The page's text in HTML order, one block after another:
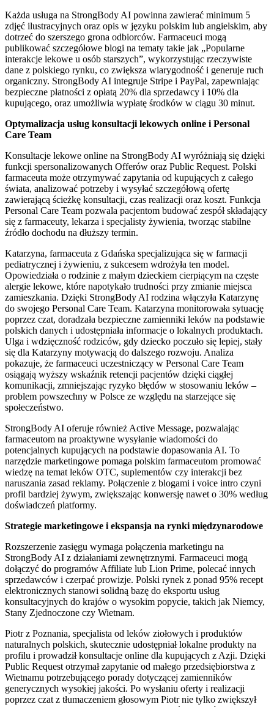
Każda usługa na StrongBody AI powinna zawierać minimum 5
zdjęć ilustracyjnych oraz opis w języku polskim lub angielskim, aby
dotrzeć do szerszego grona odbiorców. Farmaceuci mogą
publikować szczegółowe blogi na tematy takie jak „Popularne
interakcje lekowe u osób starszych”, wykorzystując rzeczywiste
dane z polskiego rynku, co zwiększa wiarygodność i generuje ruch
organiczny. StrongBody AI integruje Stripe i PayPal, zapewniając
bezpieczne płatności z opłatą 20% dla sprzedawcy i 10% dla
kupującego, oraz umożliwia wypłatę środków w ciągu 30 minut.
Optymalizacja usług konsultacji lekowych online i Personal
Care Team
Konsultacje lekowe online na StrongBody AI wyróżniają się dzięki
funkcji spersonalizowanych Offerów oraz Public Request. Polski
farmaceuta może otrzymywać zapytania od kupujących z całego
świata, analizować potrzeby i wysyłać szczegółową ofertę
zawierającą ścieżkę konsultacji, czas realizacji oraz koszt. Funkcja
Personal Care Team pozwala pacjentom budować zespół składający
się z farmaceuty, lekarza i specjalisty żywienia, tworząc stabilne
źródło dochodu na dłuższy termin.
Katarzyna, farmaceuta z Gdańska specjalizująca się w farmacji
pediatrycznej i żywieniu, z sukcesem wdrożyła ten model.
Opowiedziała o rodzinie z małym dzieckiem cierpiącym na częste
alergie lekowe, które napotykało trudności przy zmianie miejsca
zamieszkania. Dzięki StrongBody AI rodzina włączyła Katarzynę
do swojego Personal Care Team. Katarzyna monitorowała sytuację
poprzez czat, doradzała bezpieczne zamienniki leków na podstawie
polskich danych i udostępniała informacje o lokalnych produktach.
Ulga i wdzięczność rodziców, gdy dziecko poczuło się lepiej, stały
się dla Katarzyny motywacją do dalszego rozwoju. Analiza
pokazuje, że farmaceuci uczestniczący w Personal Care Team
osiągają wyższy wskaźnik retencji pacjentów dzięki ciągłej
komunikacji, zmniejszając ryzyko błędów w stosowaniu leków –
problem powszechny w Polsce ze względu na starzejące się
społeczeństwo.
StrongBody AI oferuje również Active Message, pozwalając
farmaceutom na proaktywne wysyłanie wiadomości do
potencjalnych kupujących na podstawie dopasowania AI. To
narzędzie marketingowe pomaga polskim farmaceutom promować
wiedzę na temat leków OTC, suplementów czy interakcji bez
naruszania zasad reklamy. Połączenie z blogami i voice intro czyni
profil bardziej żywym, zwiększając konwersję nawet o 30% według
doświadczeń platformy.
Strategie marketingowe i ekspansja na rynki międzynarodowe
Rozszerzenie zasięgu wymaga połączenia marketingu na
StrongBody AI z działaniami zewnętrznymi. Farmaceuci mogą
dołączyć do programów Affiliate lub Lion Prime, polecać innych
sprzedawców i czerpać prowizje. Polski rynek z ponad 95% recept
elektronicznych stanowi solidną bazę do eksportu usług
konsultacyjnych do krajów o wysokim popycie, takich jak Niemcy,
Stany Zjednoczone czy Wietnam.
Piotr z Poznania, specjalista od leków ziołowych i produktów
naturalnych polskich, skutecznie udostępniał lokalne produkty na
profilu i prowadził konsultacje online dla kupujących z Azji. Dzięki
Public Request otrzymał zapytanie od małego przedsiębiorstwa z
Wietnamu potrzebującego porady dotyczącej zamienników
generycznych wysokiej jakości. Po wysłaniu oferty i realizacji
poprzez czat z tłumaczeniem głosowym Piotr nie tylko zwiększył